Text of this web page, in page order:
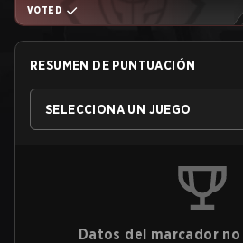
VOTED
RESUMEN DE PUNTUACIÓN
SELECCIONA UN JUEGO
Datos del marcador